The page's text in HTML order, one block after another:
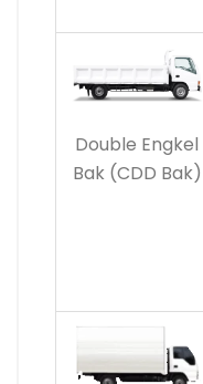
Double Engkel
Bak (CDD Bak)